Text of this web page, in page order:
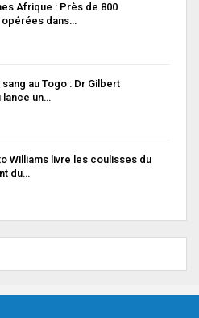
Afrique : Près de 800
dans…
au Togo : Dr Gilbert
lance un…
Williams livre les coulisses du
du…